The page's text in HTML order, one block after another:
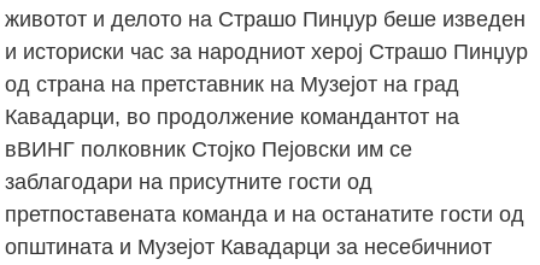
животот и делото на Страшо Пинџур беше изведен
и историски час за народниот херој Страшо Пинџур
од страна на претставник на Музејот на град
Кавадарци, во продолжение командантот на
вВИНГ полковник Стојко Пејовски им се
заблагодари на присутните гости од
претпоставената команда и на останатите гости од
општината и Музејот Кавадарци за несебичниот